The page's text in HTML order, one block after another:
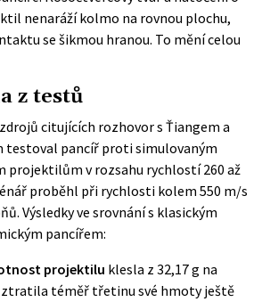
nenaráží kolmo na rovnou plochu,
se šikmou hranou. To mění celou
z testů
citujících rozhovor s Ťiangem a
testoval pancíř proti simulovaným
projektilům v rozsahu rychlostí 260 až
proběhl při rychlosti kolem 550 m/s
Výsledky ve srovnání s klasickým
pancířem:
projektilu klesla z 32,17 g na
ztratila téměř třetinu své hmoty ještě